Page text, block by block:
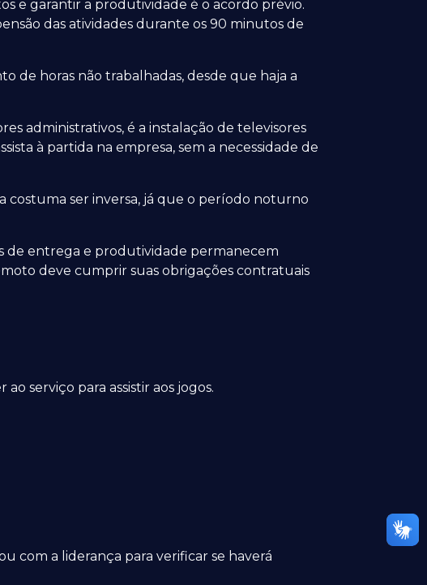
e garantir a produtividade é o acordo prévio.
das atividades durante os 90 minutos de
de horas não trabalhadas, desde que haja a
administrativos, é a instalação de televisores
à partida na empresa, sem a necessidade de
costuma ser inversa, já que o período noturno
de entrega e produtividade permanecem
deve cumprir suas obrigações contratuais
serviço para assistir aos jogos.
com a liderança para verificar se haverá